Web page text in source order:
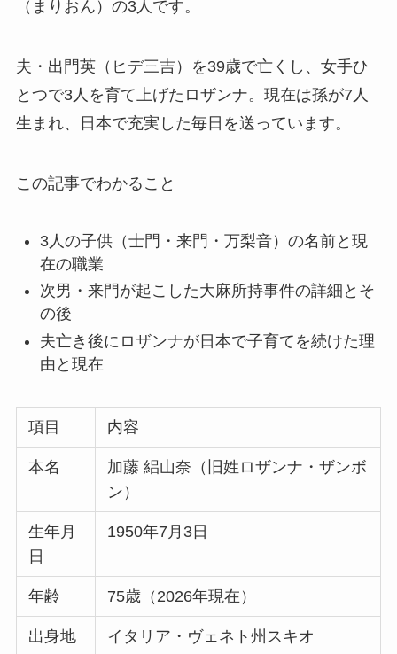
（まりおん）の3人です。
夫・出門英（ヒデ三吉）を39歳で亡くし、女手ひ
とつで3人を育て上げたロザンナ。現在は孫が7人
生まれ、日本で充実した毎日を送っています。
この記事でわかること
3人の子供（士門・来門・万梨音）の名前と現
在の職業
次男・来門が起こした大麻所持事件の詳細とそ
の後
夫亡き後にロザンナが日本で子育てを続けた理
由と現在
項目 内容
本名
加藤 絽山奈（旧姓ロザンナ・ザンボ
ン）
生年月
日
1950年7月3日
年齢 75歳（2026年現在）
出身地 イタリア・ヴェネト州スキオ